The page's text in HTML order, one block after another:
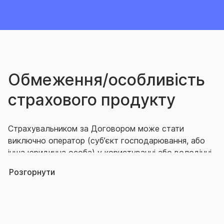
Обмеження/особливість
страхового продукту
Страхувальником за Договором може стати
виключно оператор (суб’єкт господарювання, або
інша юридична особа) у користуванні або володінні
Розгорнути